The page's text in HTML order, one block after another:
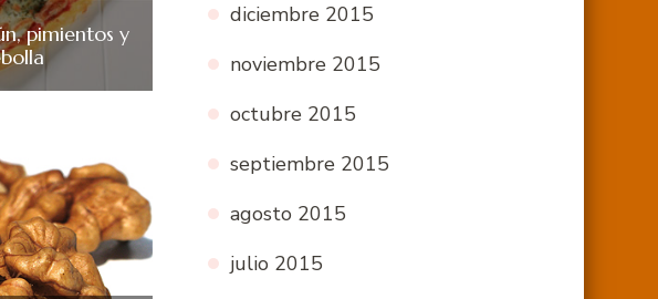
pimientos y
diciembre 2015
noviembre 2015
octubre 2015
septiembre 2015
agosto 2015
julio 2015